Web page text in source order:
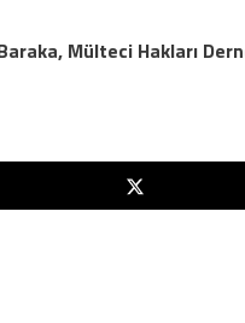
Mülteci Hakları